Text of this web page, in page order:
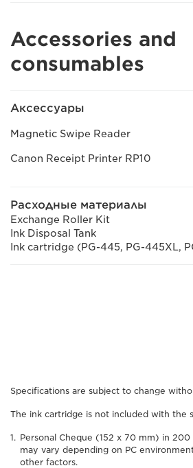
Accessories and
consumables
Аксессуары
Magnetic Swipe Reader
Canon Receipt Printer RP10
Расходные материалы
Exchange Roller Kit
Ink Disposal Tank
Ink cartridge (PG-445, PG-445XL,
Specifications are subject to change
The ink cartridge is not included with the
Personal Cheque (152 x 70 mm) in 200
may vary depending on PC
other factors.